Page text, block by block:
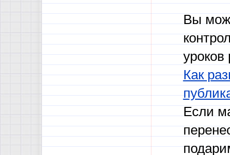
Вы
уроков
Как
Если